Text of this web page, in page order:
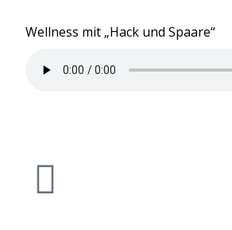
Wellness mit „Hack und Spaare“